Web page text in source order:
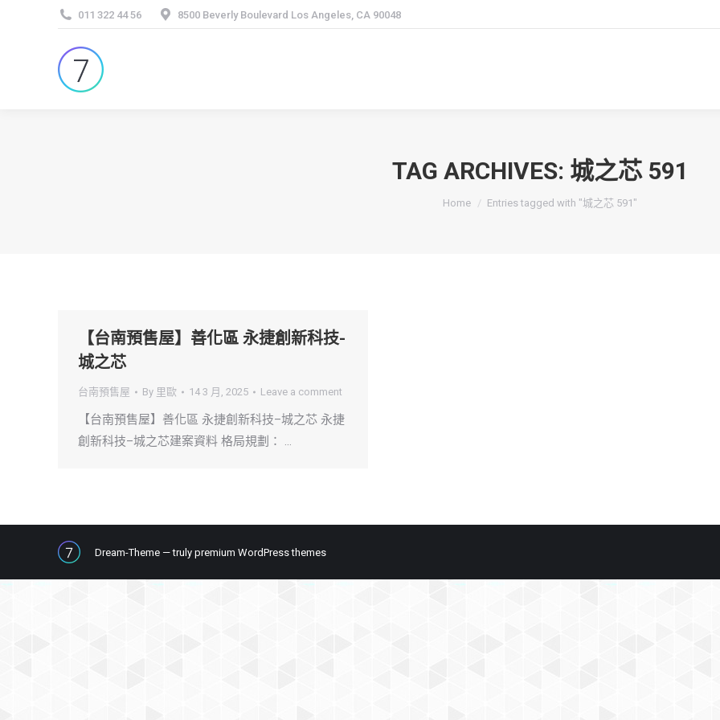
011 322 44 56 8500 Beverly Boulevard Los Angeles, CA 90048
TAG ARCHIVES: 城之芯 591
You are here:
Home Entries tagged with "城之芯 591"
【台南預售屋】善化區 永捷創新科技-
城之芯
台南預售屋 By 里歐 14 3 月, 2025 Leave a comment
【台南預售屋】善化區 永捷創新科技–城之芯 永捷
創新科技–城之芯建案資料 格局規劃： …
Dream-Theme — truly premium WordPress themes